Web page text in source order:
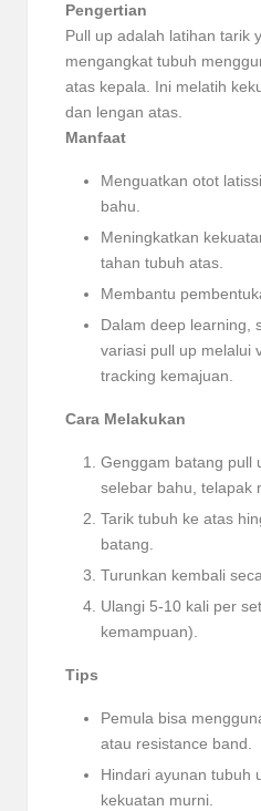
Pengertian
Pull up adalah latihan tarik
mengangkat tubuh
atas kepala. Ini melatih
dan lengan atas.
Manfaat
Menguatkan otot
bahu.
Meningkatkan
tahan tubuh atas.
Membantu
Dalam deep learning,
variasi pull up melalui
tracking kemajuan.
Cara Melakukan
Genggam batang pull
selebar bahu, telapak
Tarik tubuh ke atas
batang.
Turunkan kembali
Ulangi 5-10 kali per
kemampuan).
Tips
Pemula bisa
atau resistance band.
Hindari ayunan tubuh
kekuatan murni.